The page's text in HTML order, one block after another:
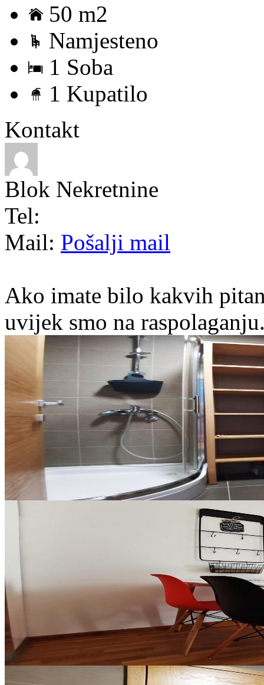
50 m2
Namjesteno
1 Soba
1 Kupatilo
Kontakt
Blok Nekretnine
Tel:
Mail: Pošalji mail
Ako imate bilo kakvih
uvijek smo na